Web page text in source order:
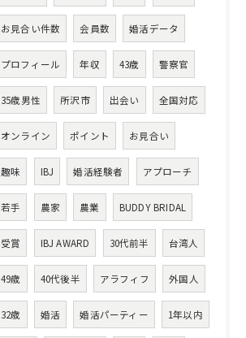
お見合い件数 会員数 婚活データ
プロフィール 年収 43歳 警察官
35歳男性 所沢市 出会い 全国対応
オンライン ポイント お見合い
趣味 IBJ 婚活経験者 アプローチ
若手 農家 農業 BUDDY BRIDAL
受賞 IBJ AWARD 30代前半 台湾人
49歳 40代後半 アラフィフ 外国人
32歳 婚活 婚活パーティー 1年以内